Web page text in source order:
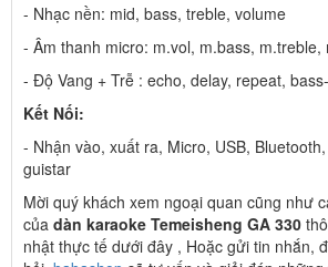
- Nhạc nền: mid, bass, treble, volume
- Âm thanh micro: m.vol, m.bass, m.treble,
- Độ Vang + Trễ : echo, delay, repeat,
Kết Nối:
- Nhận vào, xuất ra, Micro, USB,
guistar
Mời quý khách xem ngoại quan cũng như
của dàn karaoke Temeisheng GA 330
nhật thực tế dưới đây , Hoặc gửi tin nhắn,